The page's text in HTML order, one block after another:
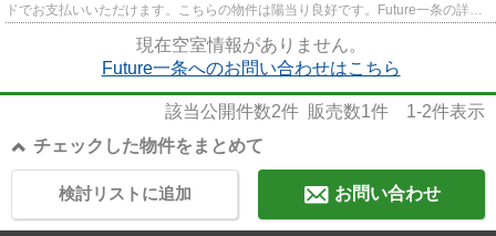
ドでお支払いいただけます。こちらの物件は陽当り良好です。Future一条の詳し
現在空室情報がありません。
Future一条へのお問い合わせはこちら
該当公開件数2件 販売数1件 1-2件表示
チェックした物件をまとめて
お問い合わせ
検討リストに追加